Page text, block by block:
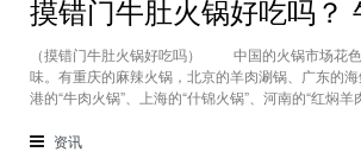
（摸错门牛肚火锅好吃吗） 中国的火锅市场花
味。有重庆的麻辣火锅，北京的羊肉涮锅、广东的
港的“牛肉火锅”、上海的“什锦火锅”、河南的“红焖
吃吗?百年祖传秘方，特色涮锅一绝。 摸错门牛
资讯